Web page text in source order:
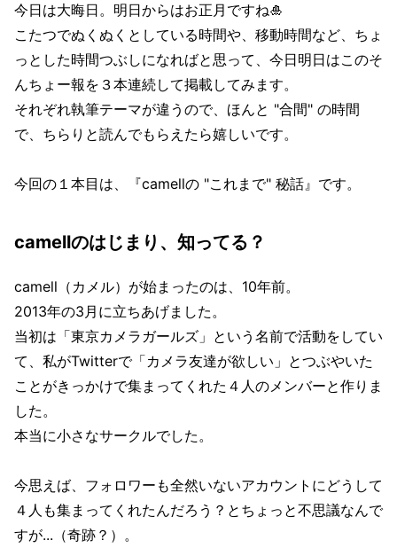
今日は大晦日。明日からはお正月ですね🎍
こたつでぬくぬくとしている時間や、移動時間など、ちょ
っとした時間つぶしになればと思って、今日明日はこのそ
んちょー報を３本連続して掲載してみます。
それぞれ執筆テーマが違うので、ほんと "合間" の時間
で、ちらりと読んでもらえたら嬉しいです。
今回の１本目は、『camellの "これまで" 秘話』です。
camellのはじまり、知ってる？
camell（カメル）が始まったのは、10年前。
2013年の3月に立ちあげました。
当初は「東京カメラガールズ」という名前で活動をしてい
て、私がTwitterで「カメラ友達が欲しい」とつぶやいた
ことがきっかけで集まってくれた４人のメンバーと作りま
した。
本当に小さなサークルでした。
今思えば、フォロワーも全然いないアカウントにどうして
４人も集まってくれたんだろう？とちょっと不思議なんで
すが...（奇跡？）。